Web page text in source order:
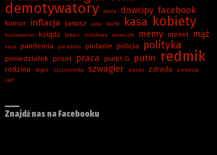
demotywatory dieta dowcipy facebook
humor inflacja janusz jasiu kartki kasa kobiety
koronawirus ksiądz lekarz lockdown maseczki memy menel mąż
nasa pandemia paradoks podanie policja polityka
poniedziałek poseł praca punkt G putin redmik
rodzina skype szczepionka szwagier xiaomi zdrada
ziemniak
żart
Znajdź nas na Facebooku